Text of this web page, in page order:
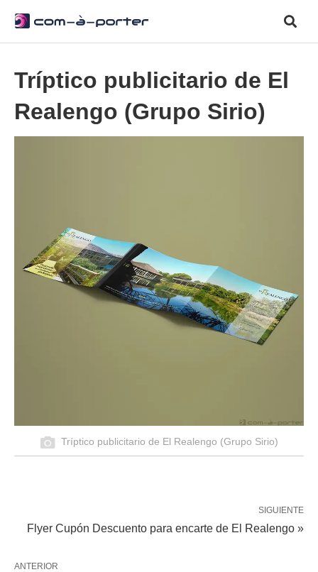
Tríptico publicitario de El
Realengo (Grupo Sirio)
Tríptico publicitario de El Realengo (Grupo Sirio)
SIGUIENTE
Flyer Cupón Descuento para encarte de El Realengo »
ANTERIOR